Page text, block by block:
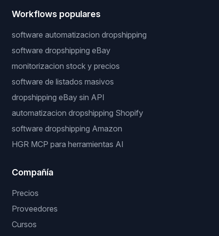
Workflows populares
software automatizacion dropshipping
software dropshipping eBay
monitorizacion stock y precios
software de listados masivos
dropshipping eBay sin API
automatizacion dropshipping Shopify
software dropshipping Amazon
HGR MCP para herramientas AI
Compañía
Precios
Proveedores
Cursos